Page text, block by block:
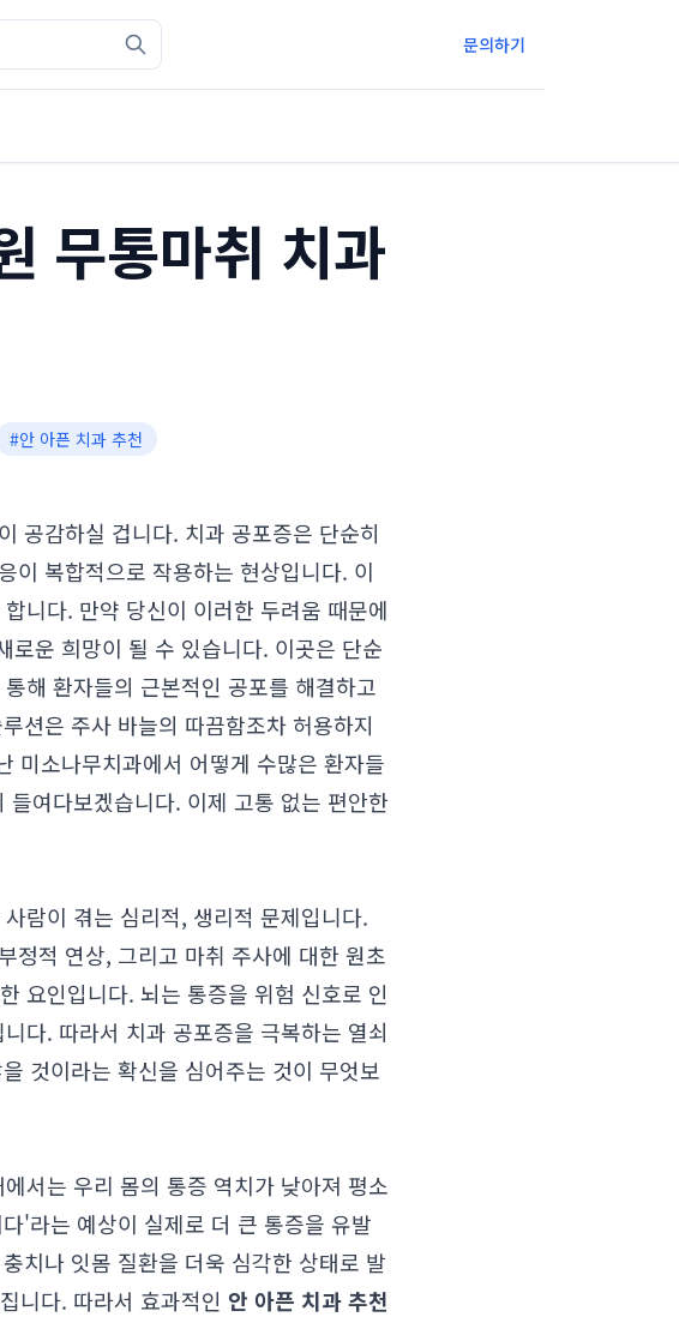
문의하기
무통마취 치과
#안 아픈 치과 추천
공감하실 겁니다. 치과 공포증은 단순히
이 복합적으로 작용하는 현상입니다. 이
니다. 만약 당신이 이러한 두려움 때문에
로운 희망이 될 수 있습니다. 이곳은 단순
해 환자들의 근본적인 공포를 해결하고
션은 주사 바늘의 따끔함조차 허용하지
미소나무치과에서 어떻게 수많은 환자들
여다보겠습니다. 이제 고통 없는 편안한
람이 겪는 심리적, 생리적 문제입니다.
정적 연상, 그리고 마취 주사에 대한 원초
요인입니다. 뇌는 통증을 위험 신호로 인
다. 따라서 치과 공포증을 극복하는 열쇠
것이라는 확신을 심어주는 것이 무엇보
서는 우리 몸의 통증 역치가 낮아져 평소
'라는 예상이 실제로 더 큰 통증을 유발
치나 잇몸 질환을 더욱 심각한 상태로 발
니다. 따라서 효과적인 안 아픈 치과 추천